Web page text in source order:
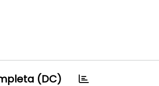
(DC)